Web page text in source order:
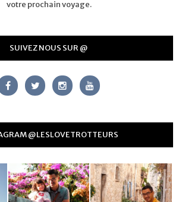
votre prochain voyage.
SUIVEZ NOUS SUR @
@LESLOVETROTTEURS